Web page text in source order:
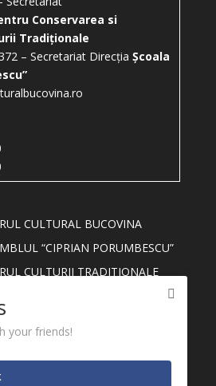
Conservarea si
Tradiționale
– Secretariat Direcția Școala
CULTURAL BUCOVINA
“CIPRIAN PORUMBESCU”
CULTURII TRADITIONALE
DIN JUDETUL SUCEAVA
CULTURAL BUCOVINA
your friends!